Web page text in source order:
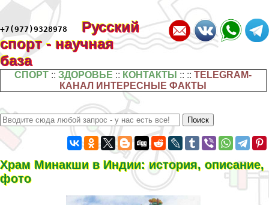
+7(977)9328978
Русский
спорт - научная
база
СПОРТ ::ЗДОРОВЬЕ :: КОНТАКТЫ :: ::TELEGRAM-
КАНАЛ ИНТЕРЕСНЫЕ ФАКТЫ
Храм Минакши в Индии: история, описание,
фото